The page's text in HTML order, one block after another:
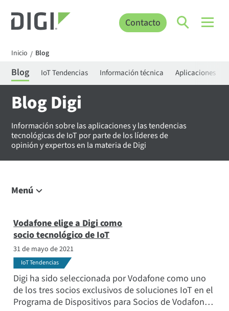
Contacto
Inicio / Blog
Blog IoT Tendencias Información técnica Aplicaciones
Blog Digi
Información sobre las aplicaciones y las tendencias
tecnológicas de IoT por parte de los líderes de
opinión y expertos en la materia de Digi
Menú
IoT Tendencias
Información técnica
Aplicaciones
Temas populares
Conozca al equipo
Suscríbase a
Vodafone elige a Digi como
socio tecnológico de IoT
31 de mayo de 2021
IoT Tendencias
Digi ha sido seleccionada por Vodafone como uno
de los tres socios exclusivos de soluciones IoT en el
Programa de Dispositivos para Socios de Vodafone.